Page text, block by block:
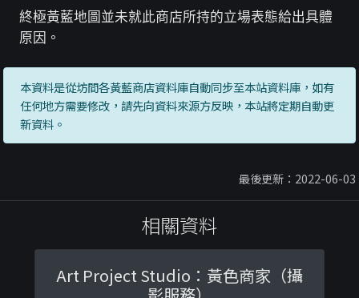
終極黃藍地圖並未就此商店所持的立場表態給出具體
原因。
本資料是從坊間各黃藍商店資料庫自動同步至本站資料庫，如有
任何地方需要修改，請先向資料來源方反映，本站將定期自動更
新資料。
最後更新：2022-06-03
相關資料
Art Project Studio：黃色商家（攝